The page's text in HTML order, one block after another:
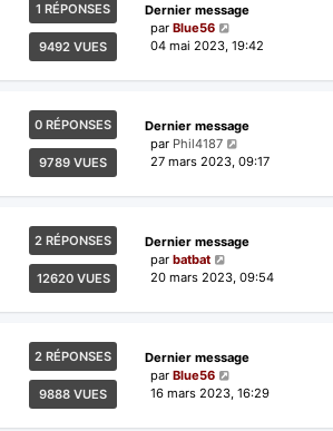
1 RÉPONSES
9492 VUES
Dernier message
par Blue56
04 mai 2023, 19:42
0 RÉPONSES
9789 VUES
Dernier message
par Phil4187
27 mars 2023, 09:17
2 RÉPONSES
12620 VUES
Dernier message
par batbat
20 mars 2023, 09:54
2 RÉPONSES
9888 VUES
Dernier message
par Blue56
16 mars 2023, 16:29